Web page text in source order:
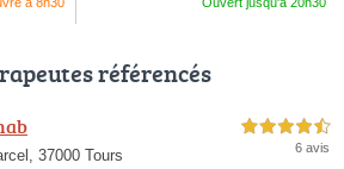
référencés
37000 Tours
4,5 étoiles sur 5
6 avis